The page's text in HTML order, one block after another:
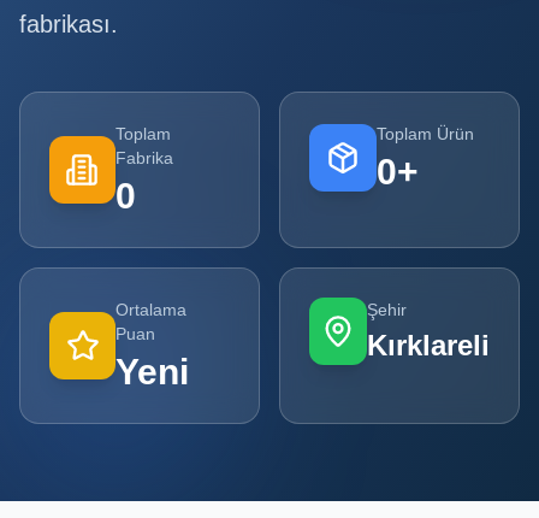
Tüm
Kampanyalar
POPÜLER
Şişe ve Kavanoz Üreticileri
Ambalaj Üreticileri
fabrikası.
Toplam
Fabrika
0
Toplam Ürün
0+
Ortalama
Puan
Yeni
Şehir
Kırklareli